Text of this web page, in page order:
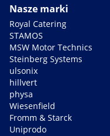
Nasze marki
Royal Catering
STAMOS
MSW Motor Technics
Steinberg Systems
ulsonix
hillvert
physa
Wiesenfield
Fromm & Starck
Uniprodo